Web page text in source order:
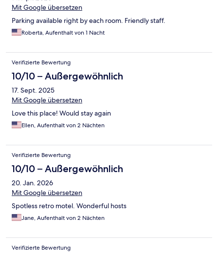
Mit Google übersetzen
Parking available right by each room. Friendly staff.
Roberta, Aufenthalt von 1 Nacht
Verifizierte Bewertung
10/10 – Außergewöhnlich
17. Sept. 2025
Mit Google übersetzen
Love this place! Would stay again
Ellen, Aufenthalt von 2 Nächten
Verifizierte Bewertung
10/10 – Außergewöhnlich
20. Jan. 2026
Mit Google übersetzen
Spotless retro motel. Wonderful hosts
Jane, Aufenthalt von 2 Nächten
Verifizierte Bewertung